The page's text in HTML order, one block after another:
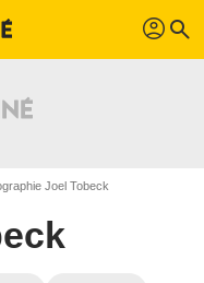
profil search
Joel Tobeck